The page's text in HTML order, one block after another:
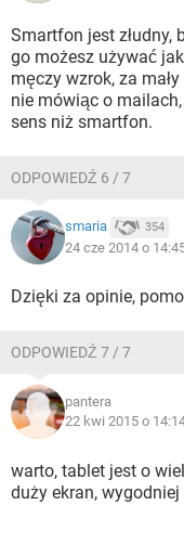
Smartfon jest złudny,
go możesz używać
męczy wzrok, za
nie mówiąc o
sens niż smartfon.
ODPOWIEDŹ 6 / 7
smaria 354
24 cze 2014 o
Dzięki za opinie,
ODPOWIEDŹ 7 / 7
pantera
22 kwi 2015 o
warto, tablet jest o
duży ekran,